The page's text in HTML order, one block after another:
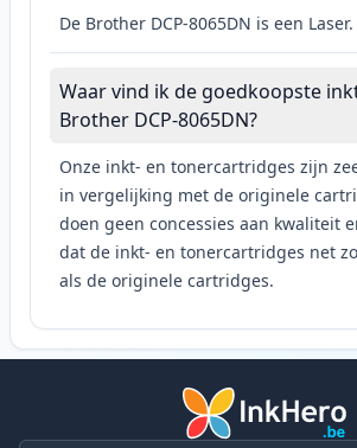
De Brother DCP-8065DN is een Laser.
Waar vind ik de goedkoopste
Brother DCP-8065DN?
Onze inkt- en tonercartridges zijn
in vergelijking met de originele
doen geen concessies aan kwaliteit
dat de inkt- en tonercartridges net
als de originele cartridges.